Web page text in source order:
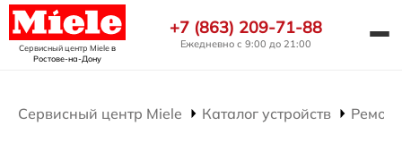
Сервисный центр Mieleв
Ростове-на-Дону
+7 (863) 209-71-88
Ежедневно с 9:00 до 21:00
Сервисный центр Miele Каталог устройств